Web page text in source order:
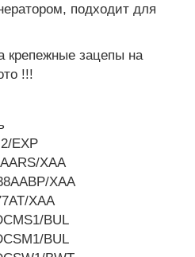
подходит для
крепежные зацепы на
!!!
EXP
XAA
XAA
XAA
BUL
BUL